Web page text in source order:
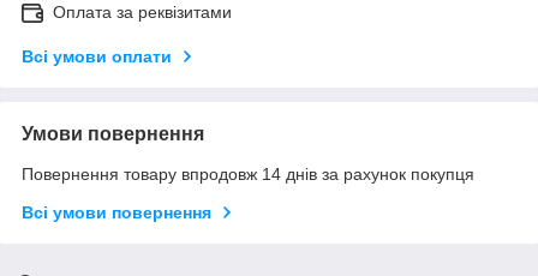
Оплата за реквізитами
Всі умови оплати
Умови повернення
Повернення товару впродовж 14 днів за рахунок покупця
Всі умови повернення